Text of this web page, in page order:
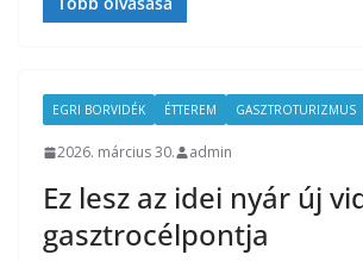
EGRI BORVIDÉK ÉTTEREM GASZTROTURIZMUS
2026. március 30. admin
Ez lesz az idei nyár új
gasztrocélpontja